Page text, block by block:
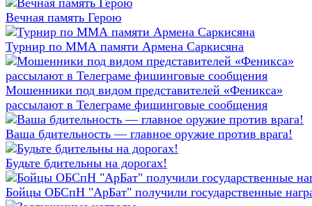
Вечная память Герою
Турнир по ММА памяти Армена Саркисяна
Мошенники под видом представителей «Феникса»
рассылают в Телеграме фишинговые сообщения
Ваша бдительность — главное оружие против врага!
Будьте бдительны на дорогах!
Бойцы ОБСпН "АрБат" получили государственные